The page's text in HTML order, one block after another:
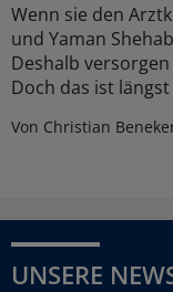
Wenn sie den
und Yaman
Deshalb
Doch das ist
Von Christian
UNSERE